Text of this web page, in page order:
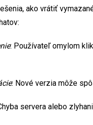
ako vrátiť
: Používateľ omylom
: Nové verzia môže
servera alebo